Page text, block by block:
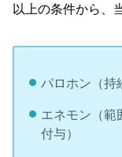
以上の条件から、
パロホン（持
エネモン（範
付与）